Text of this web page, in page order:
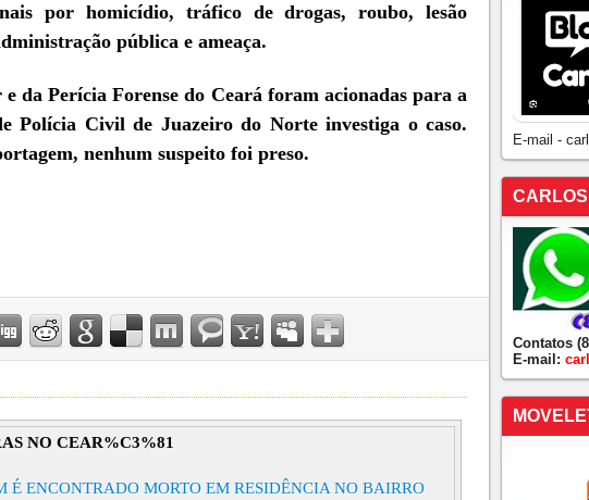
por homicídio, tráfico de drogas, roubo, lesão
pública e ameaça.
da Perícia Forense do Ceará foram acionadas para a
Polícia Civil de Juazeiro do Norte investiga o caso.
nenhum suspeito foi preso.
NO CEAR%C3%81
É ENCONTRADO MORTO EM RESIDÊNCIA NO BAIRRO
E-mail -
Contatos
E-mail: